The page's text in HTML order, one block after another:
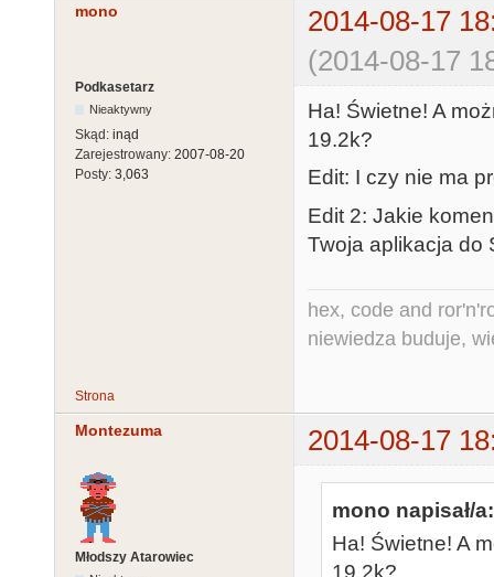
mono
2014-08-17
(2014-08-17
Podkasetarz
Nieaktywny
Skąd: inąd
Zarejestrowany: 2007-08-20
Posty: 3,063
Ha! Świetne! A
19.2k?
Edit: I czy nie ma
Edit 2: Jakie
Twoja aplikacja do
hex, code and
niewiedza buduje,
Strona
Montezuma 2014-08-17
Młodszy Atarowiec
mono napisał/a:
Ha! Świetne! A
19.2k?